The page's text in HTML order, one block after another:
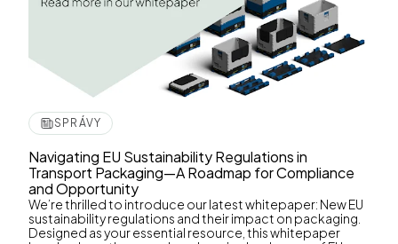
SPRÁVY
Navigating EU Sustainability Regulations in
Transport Packaging—A Roadmap for Compliance
and Opportunity
We’re thrilled to introduce our latest whitepaper: New EU
sustainability regulations and their impact on packaging.
Designed as your essential resource, this whitepaper